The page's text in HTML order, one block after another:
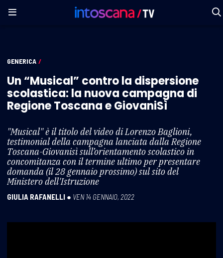
GENERICA /
Un “Musical” contro la dispersione
scolastica: la nuova campagna di
Regione Toscana e GiovaniSì
"Musical" è il titolo del video di Lorenzo Baglioni,
testimonial della campagna lanciata dalla Regione
Toscana-Giovanisì sull’orientamento scolastico in
concomitanza con il termine ultimo per presentare
domanda (il 28 gennaio prossimo) sul sito del
Ministero dell'Istruzione
GIULIA RAFANELLI ● VEN 14 GENNAIO, 2022